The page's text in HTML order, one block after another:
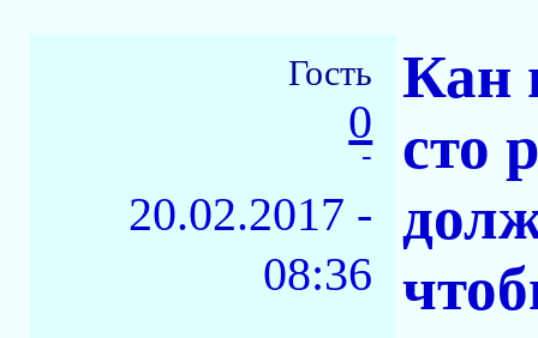
Гость
0
-
20.02.2017 -
08:36
Кан
сто